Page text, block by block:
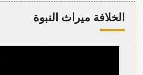
الخلافة ميراث النبوة